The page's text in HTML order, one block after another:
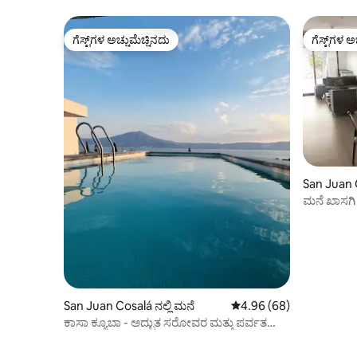
ಗೆಸ್ಟ್‌ಗಳ ಅಚ್ಚುಮೆಚ್ಚಿನದು
ಗೆಸ್ಟ್‌ಗಳ ಅಚ್ಚುಮೆಚ್ಚಿನದು
San Juan Cosalá ನಲ್ಲಿ ಮನೆ 5 ರಲ್ಲಿ 4.96 ಸರಾಸರಿ
4.96 (68)
ಕಾಸಾ ಕ್ಯೂಬಾ - ಅದ್ಭುತ ಸರೋವರ ಮತ್ತು ಪರ್ವತ
ಗೆಸ್ಟ್‌ಗಳ
ಗೆಸ್ಟ್‌ಗಳ
San Juan